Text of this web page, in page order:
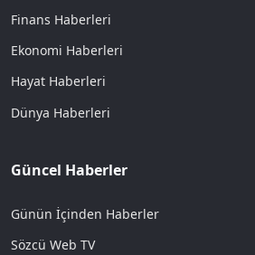
Finans Haberleri
Ekonomi Haberleri
Hayat Haberleri
Dünya Haberleri
Güncel Haberler
Günün İçinden Haberler
Sözcü Web TV